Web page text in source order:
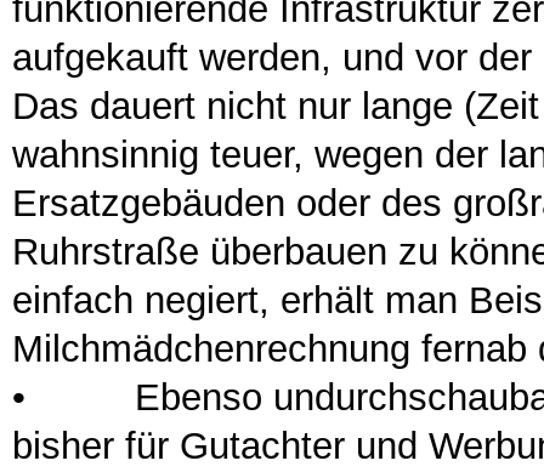
funktionierende Infrastruktur
aufgekauft werden, und vor
Das dauert nicht nur lange
wahnsinnig teuer, wegen der
Ersatzgebäuden oder des
Ruhrstraße überbauen zu
einfach negiert, erhält man
Milchmädchenrechnung fernab
• Ebenso undurchschaubar
bisher für Gutachter und